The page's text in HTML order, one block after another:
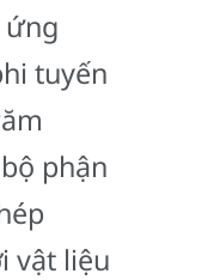
ứng
tuyến
phận
vật liệu